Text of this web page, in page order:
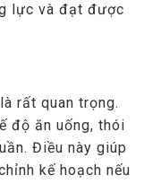
lực và đạt được
rất quan trọng.
độ ăn uống, thói
Điều này giúp
kế hoạch nếu